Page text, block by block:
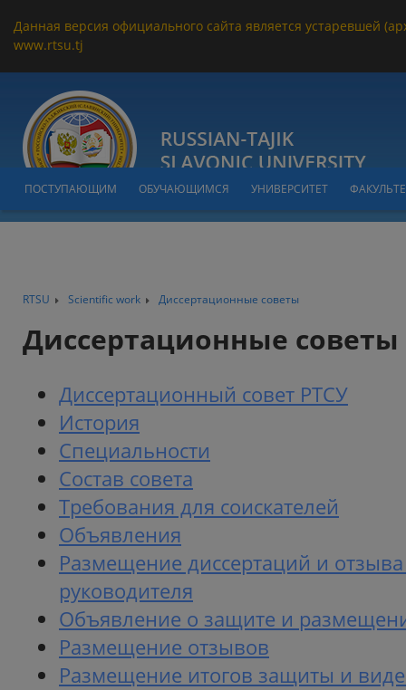
Данная версия официального сайта является устаревшей
www.rtsu.tj
ПОСТУПАЮЩИМ ОБУЧАЮЩИМСЯ УНИВЕРСИТЕТ
RTSU Scientific work Диссертационные советы
Диссертационные советы
Диссертационный совет РТСУ
История
Специальности
Состав совета
Требования для соискателей
Объявления
Размещение диссертаций и
руководителя
Объявление о защите и
Размещение отзывов
Размещение итогов защиты и